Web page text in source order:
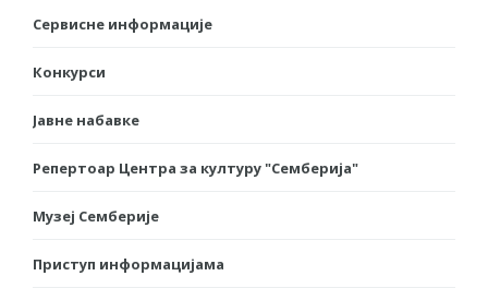
Сервисне информације
Конкурси
Јавне набавке
Репертоар Центра за културу "Семберија"
Музеј Семберије
Приступ информацијама